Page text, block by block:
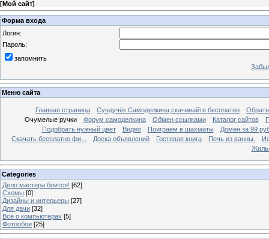
[Мой сайт]
Форма входа
Логин:
Пароль:
запомнить
Меню сайта
Главная страница Сундучёк Самоделкина,скачивайте бесплатно
Очумелые ручки
Форум самоделкина Обмен ссылками Каталог сайтов
Подобрать нужный цвет
Видео Поиграем в шахматы
Домен за 99
Скачать бесплатно фи...
Доска объявлений Гостевая книга Печь из ванны.
Categories
Дело мастера боится! [62]
Схемы [0]
Дизайны и интерьеры [27]
Для дачи [32]
Всё о компьютерах [5]
Фотообои [25]